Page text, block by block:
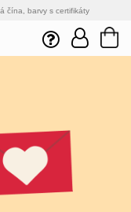
čína, barvy s certifikáty
technologie
24h